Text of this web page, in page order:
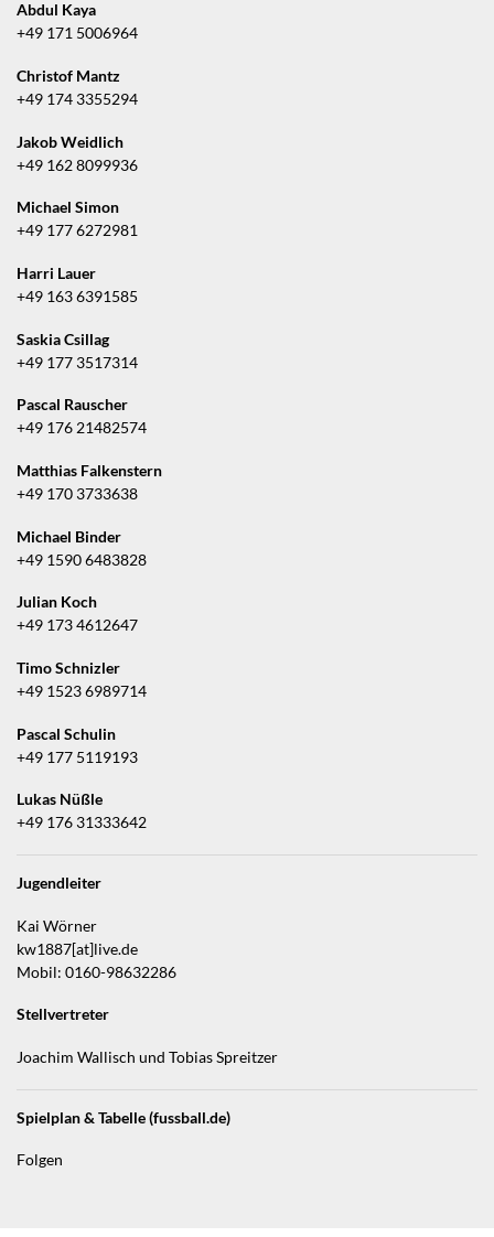
Abdul Kaya
+49 171 5006964
Christof Mantz
+49 174 3355294
Jakob Weidlich
+49 162 8099936
Michael Simon
+49 177 6272981
Harri Lauer
+49 163 6391585
Saskia Csillag
+49 177 3517314
Pascal Rauscher
+49 176 21482574
Matthias Falkenstern
+49 170 3733638
Michael Binder
+49 1590 6483828
Julian Koch
+49 173 4612647
Timo Schnizler
+49 1523 6989714
Pascal Schulin
+49 177 5119193
Lukas Nüßle
+49 176 31333642
Jugendleiter
Kai Wörner
kw1887[at]live.de
Mobil: 0160-98632286
Stellvertreter
Joachim Wallisch und Tobias Spreitzer
Spielplan & Tabelle (fussball.de)
Folgen